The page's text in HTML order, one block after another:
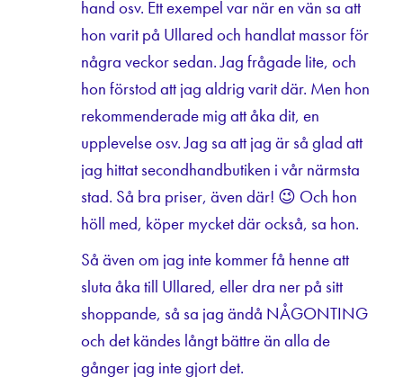
hand osv. Ett exempel var när en vän sa att
hon varit på Ullared och handlat massor för
några veckor sedan. Jag frågade lite, och
hon förstod att jag aldrig varit där. Men hon
rekommenderade mig att åka dit, en
upplevelse osv. Jag sa att jag är så glad att
jag hittat secondhandbutiken i vår närmsta
stad. Så bra priser, även där! 😉 Och hon
höll med, köper mycket där också, sa hon.
Så även om jag inte kommer få henne att
sluta åka till Ullared, eller dra ner på sitt
shoppande, så sa jag ändå NÅGONTING
och det kändes långt bättre än alla de
gånger jag inte gjort det.